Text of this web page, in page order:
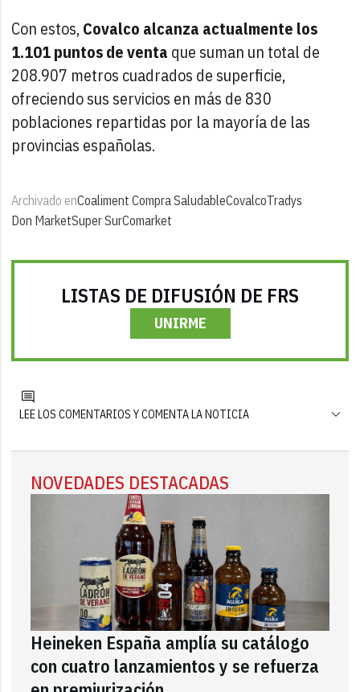
Con estos,Covalco alcanza actualmente los
1.101 puntos de venta que suman un total de
208.907 metros cuadrados de superficie,
ofreciendo sus servicios en más de 830
poblaciones repartidas por la mayoría de las
provincias españolas.
Archivado enCoaliment Compra SaludableCovalcoTradys
Don MarketSuper SurComarket
LISTAS DE DIFUSIÓN DE FRS
UNIRME
LEE LOS COMENTARIOS Y COMENTA LA NOTICIA
NOVEDADES DESTACADAS
Heineken España amplía su catálogo
con cuatro lanzamientos y se refuerza